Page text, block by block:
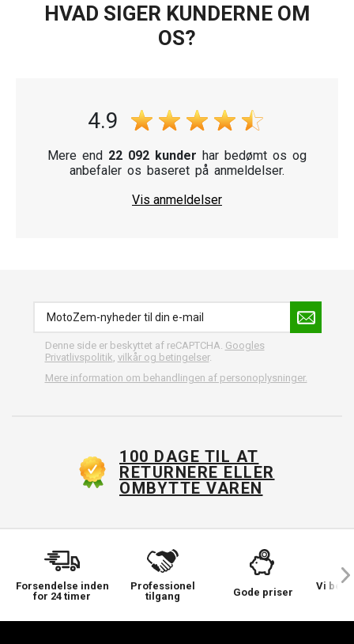
HVAD SIGER KUNDERNE OM
OS?
4.9
Mere end 22 092 kunder har bedømt os og
anbefaler os baseret på anmeldelser.
Vis anmeldelser
Denne side er beskyttet af reCAPTCHA. Googles
Privatlivspolitik vilkår og betingelser.
Mere information om behandlingen af personoplysninger.
100 DAGE TIL AT
RETURNERE ELLER
OMBYTTE VAREN
Forsendelse inden
for 24 timer
Professionel
tilgang
Gode priser
Vi